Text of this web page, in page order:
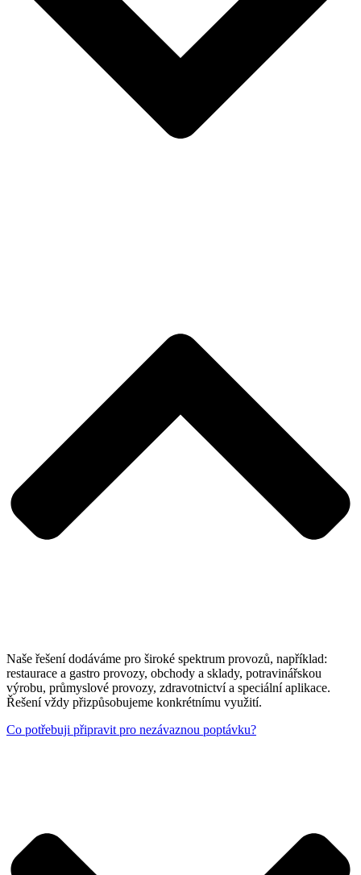
Naše řešení dodáváme pro široké spektrum provozů, například:
restaurace a gastro provozy, obchody a sklady, potravinářskou
výrobu, průmyslové provozy, zdravotnictví a speciální aplikace.
Řešení vždy přizpůsobujeme konkrétnímu využití.
Co potřebuji připravit pro nezávaznou poptávku?